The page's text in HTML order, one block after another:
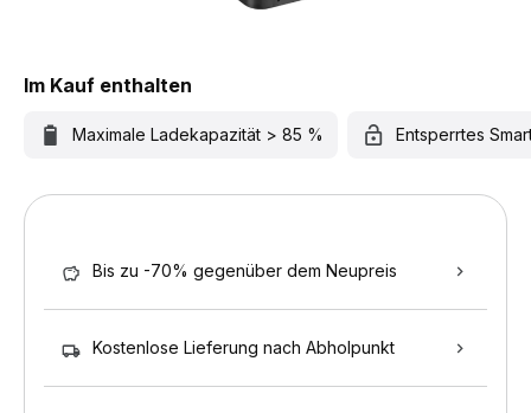
Im Kauf enthalten
Maximale Ladekapazität > 85 % Entsperrtes
Bis zu -70% gegenüber dem Neupreis
Kostenlose Lieferung nach Abholpunkt